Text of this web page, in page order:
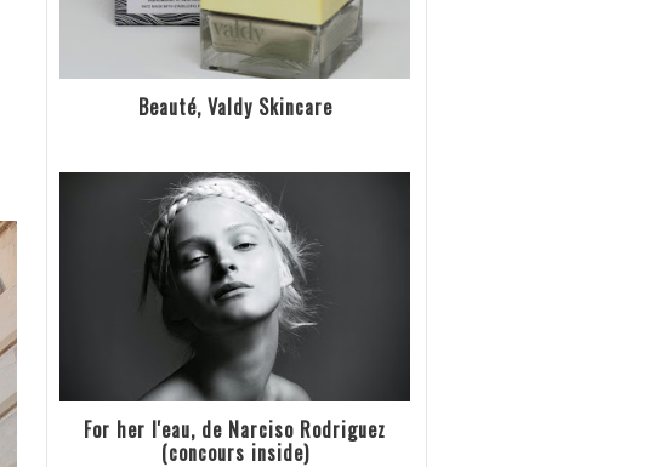
Beauté, Valdy Skincare
For her l'eau, de Narciso Rodriguez
(concours inside)